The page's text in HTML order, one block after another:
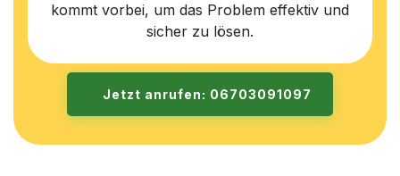
kommt vorbei, um das Problem effektiv und
sicher zu lösen.
Jetzt anrufen: 06703091097